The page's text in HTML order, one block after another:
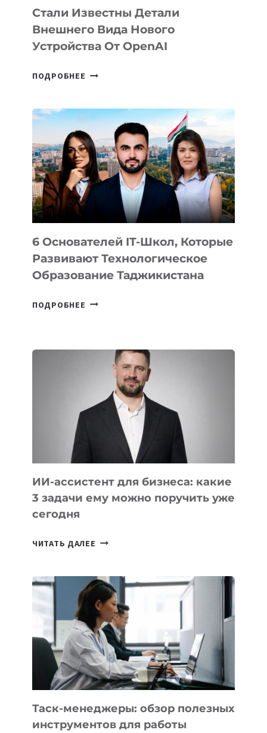
Стали Известны Детали
Внешнего Вида Нового
Устройства От OpenAI
ПОДРОБНЕЕ СТАЛИ
ВНЕШНЕГО
ВИДА
НОВОГО
УСТРОЙСТВА
ОТ
OPENAI
6 Основателей IT-Школ, Которые
Развивают Технологическое
Образование Таджикистана
ПОДРОБНЕЕ
КОТОРЫЕ
РАЗВИВАЮТ
ТЕХНОЛОГИЧЕСКОЕ
ОБРАЗОВАНИЕ
ТАДЖИКИСТАНА
ИИ-ассистент для бизнеса: какие
3 задачи ему можно поручить уже
сегодня
ЧИТАТЬ ДАЛЕЕ ИИ-
БИЗНЕСА:
КАКИЕ
3
ЗАДАЧИ
ЕМУ
МОЖНО
ПОРУЧИТЬ
УЖЕ
СЕГОДНЯ
Таск-менеджеры: обзор полезных
инструментов для работы